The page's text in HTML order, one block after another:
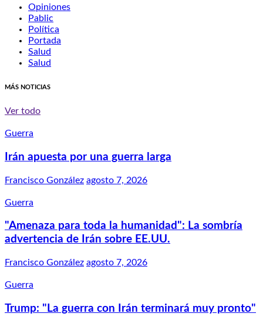
Opiniones
Pablic
Política
Portada
Salud
Salud
MÁS NOTICIAS
Ver todo
Guerra
Irán apuesta por una guerra larga
Francisco González agosto 7, 2026
Guerra
"Amenaza para toda la humanidad": La sombría
advertencia de Irán sobre EE.UU.
Francisco González agosto 7, 2026
Guerra
Trump: "La guerra con Irán terminará muy pronto"